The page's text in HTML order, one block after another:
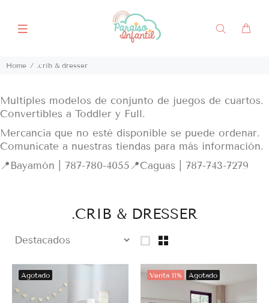
Home .crib & dresser
Multiples modelos de conjunto de juegos de cuartos.
Convertibles a Toddler y Full.
Mercancía que no esté disponible se puede ordenar.
Comunícate a nuestras tiendas para más información.
📍Bayamón | 787-780-4055📍Caguas | 787-743-7279
.CRIB & DRESSER
Agotado Venta 11% Agotado